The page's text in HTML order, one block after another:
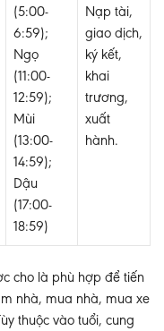
(5:00-
6:59);
Ngọ
(11:00-
12:59);
Mùi
(13:00-
14:59);
Dậu
(17:00-
18:59)
Nạp tài,
giao dịch,
ký kết,
khai
trương,
xuất
hành.
cho là phù hợp để tiến
nhà, mua nhà, mua xe
thuộc vào tuổi, cung